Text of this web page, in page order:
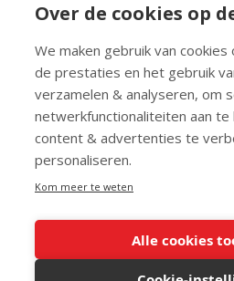
Over de cookies op
We maken gebruik van
de prestaties en het gebruik
verzamelen & analyseren, om
netwerkfunctionaliteiten aan te
content & advertenties te
personaliseren.
Kom meer te weten
Alle cookies
Bibliotheek
Info en service
FAQ
Doneren
Privacy
Voorwaarden
Meedoen
© 2026 Maurice.nl - Alle rechten
copyright. Voor meer info, mail naar